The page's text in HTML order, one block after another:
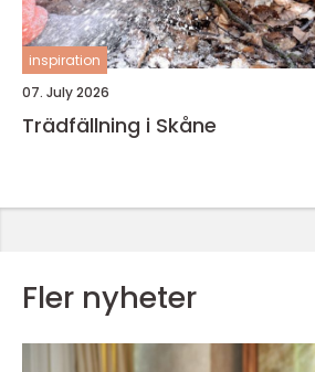
inspiration
07. July 2026
Trädfällning i Skåne
Fler nyheter